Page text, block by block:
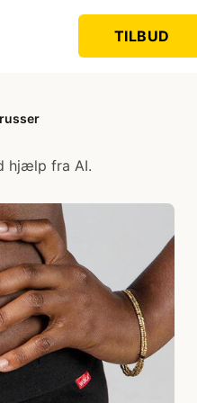
TILBUD
hjælp fra AI.